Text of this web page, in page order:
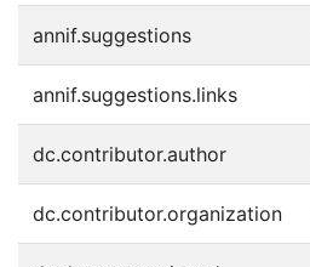
annif.suggestions
annif.suggestions.links
dc.contributor.author
dc.contributor.organization